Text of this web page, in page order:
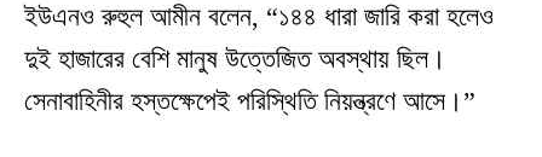
ইউএনও রুহুল আমীন বলেন, “১৪৪ ধারা জারি করা হলেও
দুই হাজারের বেশি মানুষ উত্তেজিত অবস্থায় ছিল।
সেনাবাহিনীর হস্তক্ষেপেই পরিস্থিতি নিয়ন্ত্রণে আসে।”